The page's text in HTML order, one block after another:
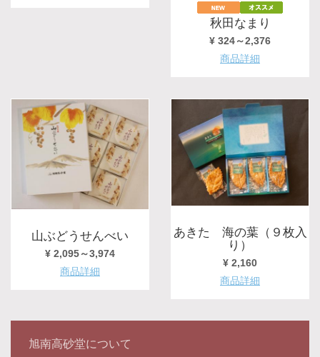
秋田なまり
¥ 324～2,376
商品詳細
山ぶどうせんべい
¥ 2,095～3,974
商品詳細
あきた 海の葉（９枚入
り）
¥ 2,160
商品詳細
旭南高砂堂について